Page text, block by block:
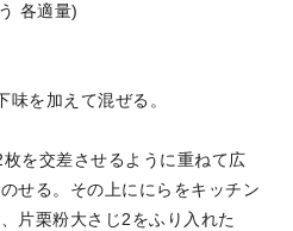
各適量)
を加えて混ぜる。
を交差させるように重ねて広
せる。その上ににらをキッチン
片栗粉大さじ2をふり入れた